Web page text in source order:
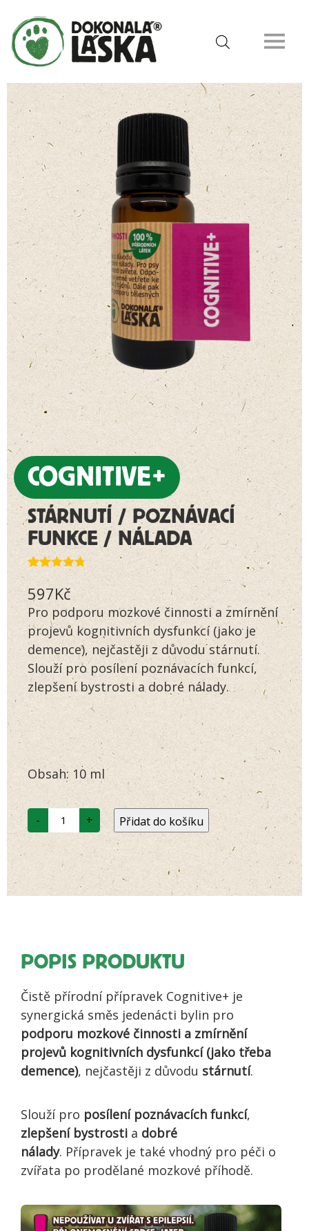
COGNITIVE+
STÁRNUTÍ / POZNÁVACÍ
FUNKCE / NÁLADA
Hodnoceno
4.66z 5
na základě
166
hodnocení
zákazníků
597Kč
Pro podporu mozkové činnosti a zmírnění
projevů kognitivních dysfunkcí (jako je
demence), nejčastěji z důvodu stárnutí.
Slouží pro posílení poznávacích funkcí,
zlepšení bystrosti a dobré nálady.
Obsah: 10 ml
- COGNITIVE+
množství
+ Přidat do košíku
POPIS PRODUKTU
Čistě přírodní přípravek Cognitive+ je
synergická směs jedenácti bylin pro
podporu mozkové činnosti a zmírnění
projevů kognitivních dysfunkcí (jako třeba
demence), nejčastěji z důvodu stárnutí.
Slouží pro posílení poznávacích funkcí,
zlepšení bystrosti a dobré
nálady. Přípravek je také vhodný pro péči o
zvířata po prodělané mozkové příhodě.